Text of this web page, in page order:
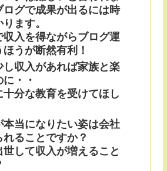
ログで成果が出るには時
ます。
収入を得ながらブログ運
うが断然有利！
し収入があれば家族と楽
に・・
十分な教育を受けてほし
本当になりたい姿は会社
れることですか？
世して収入が増えること